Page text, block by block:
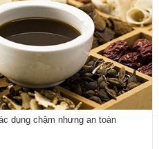
dụng chậm nhưng an toàn